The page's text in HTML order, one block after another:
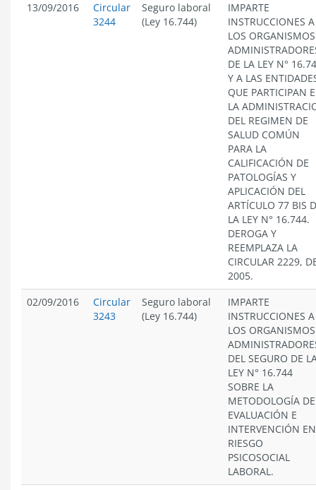
13/09/2016
Circular
3244
Seguro laboral
(Ley 16.744)
IMPARTE
INSTRUCCIONES A
LOS ORGANISMOS
DE LA LEY N°
Y A LAS
QUE PARTICIPAN
LA
DEL REGIMEN DE
SALUD COMÚN
PARA LA
CALIFICACIÓN DE
PATOLOGÍAS Y
APLICACIÓN DEL
ARTÍCULO 77 BIS
LA LEY N° 16.744.
DEROGA Y
REEMPLAZA LA
CIRCULAR 2229,
2005.
02/09/2016
Circular
3243
Seguro laboral
(Ley 16.744)
IMPARTE
INSTRUCCIONES A
LOS ORGANISMOS
DEL SEGURO DE
LEY N° 16.744
SOBRE LA
METODOLOGÍA DE
EVALUACIÓN E
INTERVENCIÓN EN
RIESGO
PSICOSOCIAL
LABORAL.